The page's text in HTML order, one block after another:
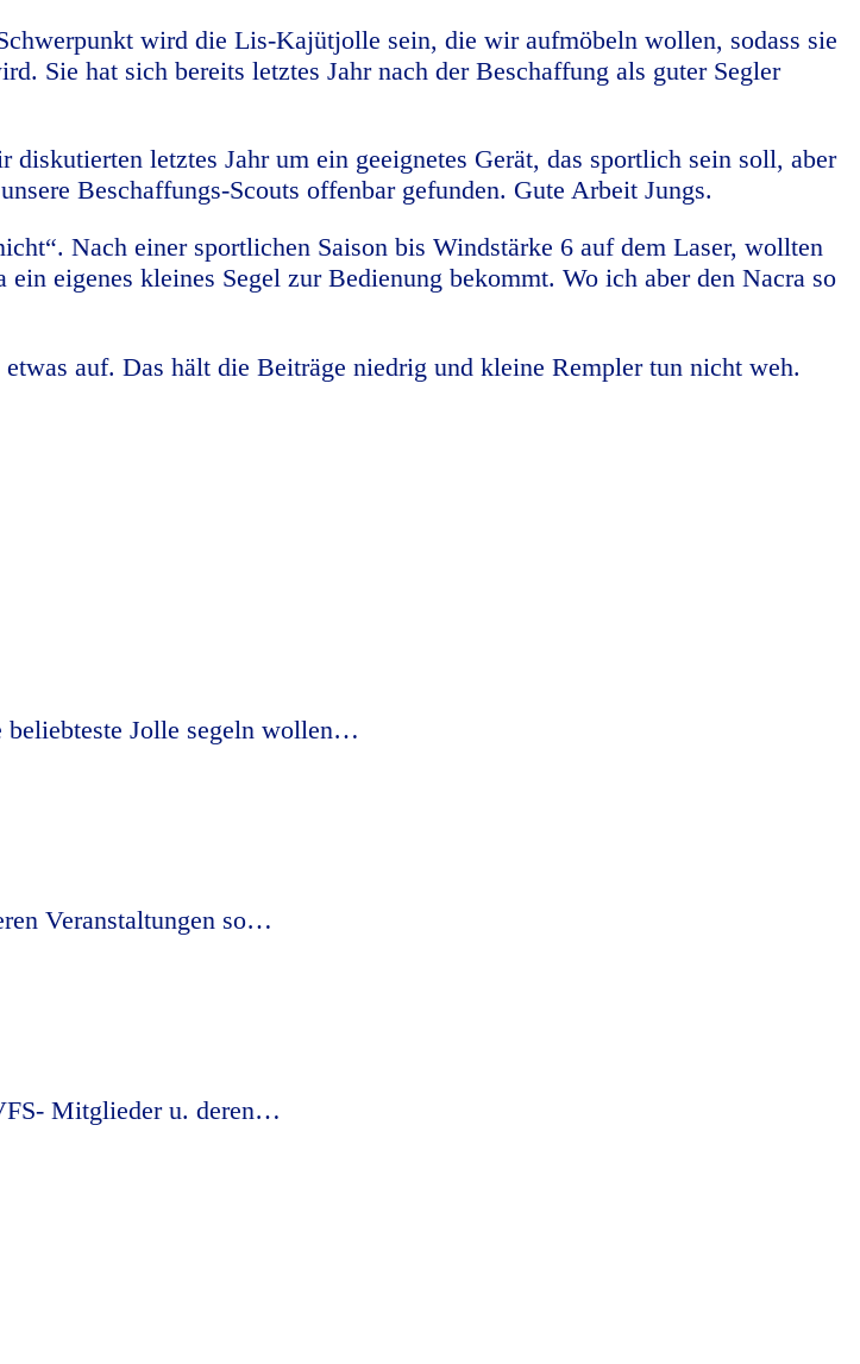
wird die Lis-Kajütjolle sein, die wir aufmöbeln wollen, sodass sie
Sie hat sich bereits letztes Jahr nach der Beschaffung als guter Segler
letztes Jahr um ein geeignetes Gerät, das sportlich sein soll, aber
Beschaffungs-Scouts offenbar gefunden. Gute Arbeit Jungs.
Nach einer sportlichen Saison bis Windstärke 6 auf dem Laser, wollten
eigenes kleines Segel zur Bedienung bekommt. Wo ich aber den Nacra so
auf. Das hält die Beiträge niedrig und kleine Rempler tun nicht weh.
beliebteste Jolle segeln wollen…
Veranstaltungen so…
Mitglieder u. deren…